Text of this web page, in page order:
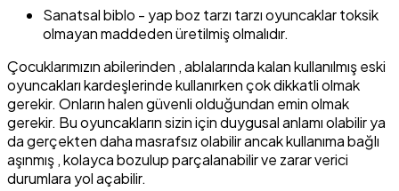
Sanatsal biblo - yap boz tarzı tarzı oyuncaklar toksik
olmayan maddeden üretilmiş olmalıdır.
Çocuklarımızın abilerinden , ablalarında kalan kullanılmış eski
oyuncakları kardeşlerinde kullanırken çok dikkatli olmak
gerekir. Onların halen güvenli olduğundan emin olmak
gerekir. Bu oyuncakların sizin için duygusal anlamı olabilir ya
da gerçekten daha masrafsız olabilir ancak kullanıma bağlı
aşınmış , kolayca bozulup parçalanabilir ve zarar verici
durumlara yol açabilir.